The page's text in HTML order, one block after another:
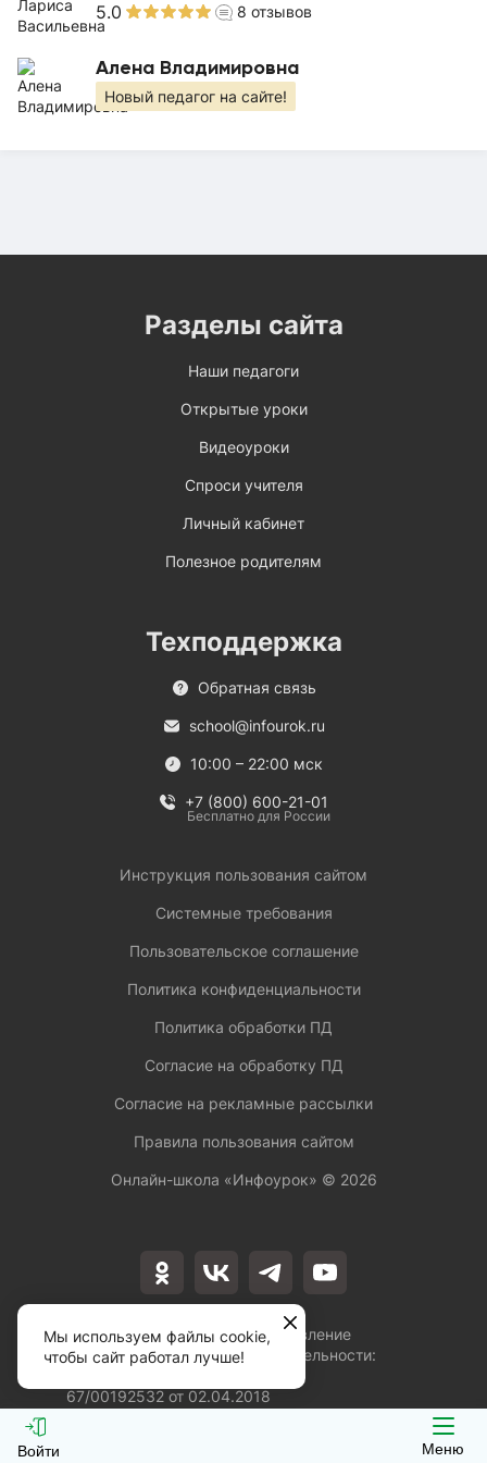
Войти Меню
5.0 8 отзывов
Алена Владимировна
Новый педагог на сайте!
Лицензия на осуществление
образовательной деятельности:
67/00192532 от 02.04.2018
Разделы сайта
Наши педагоги
Открытые уроки
Видеоуроки
Спроси учителя
Личный кабинет
Полезное родителям
Техподдержка
Обратная связь
school@infourok.ru
10:00 – 22:00 мск
+7 (800) 600-21-01
Бесплатно для России
Инструкция пользования сайтом
Системные требования
Пользовательское соглашение
Политика конфиденциальности
Политика обработки ПД
Согласие на обработку ПД
Согласие на рекламные рассылки
Правила пользования сайтом
Онлайн-школа «Инфоурок» © 2026
Мы используем файлы cookie,
чтобы сайт работал лучше!